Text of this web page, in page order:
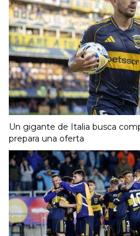
Un gigante de Italia busca
prepara una oferta